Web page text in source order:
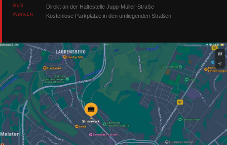
BUS Direkt an der Haltestelle Jupp-Müller-Straße
PARKEN Kostenlose Parkplätze in den umliegenden Straßen